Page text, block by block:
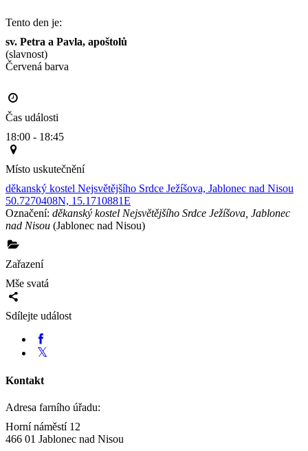
Tento den je:
sv. Petra a Pavla, apoštolů
(slavnost)
Červená barva
Čas události
18:00 - 18:45
Místo uskutečnění
děkanský kostel Nejsvětějšího Srdce Ježíšova, Jablonec nad Nisou
50.7270408N, 15.1710881E
Označení: děkanský kostel Nejsvětějšího Srdce Ježíšova, Jablonec
nad Nisou (Jablonec nad Nisou)
Zařazení
Mše svatá
Sdílejte událost
Kontakt
Adresa farního úřadu:
Horní náměstí 12
466 01 Jablonec nad Nisou